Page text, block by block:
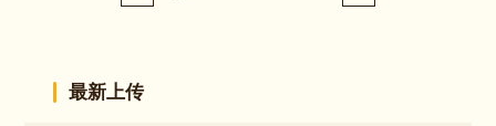
最新上传